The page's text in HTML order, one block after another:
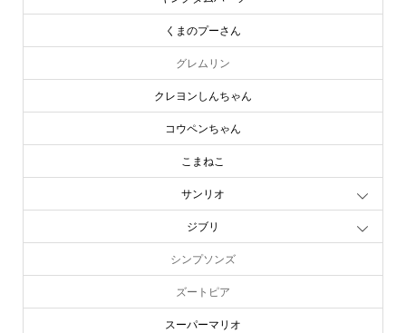
くまのプーさん
グレムリン
クレヨンしんちゃん
コウペンちゃん
こまねこ
サンリオ
ジブリ
シンプソンズ
ズートピア
スーパーマリオ